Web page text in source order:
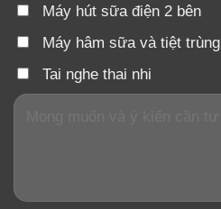
Máy hút sữa điện 2 bên
Máy hâm sữa và tiệt trùng
Tai nghe thai nhi